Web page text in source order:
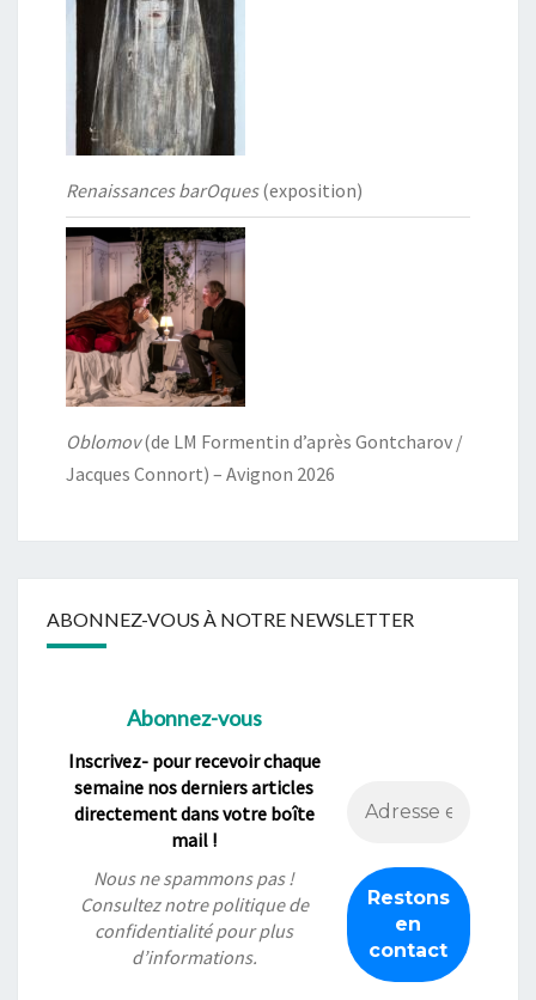
Renaissances barOques(exposition)
Oblomov(de LM Formentin d’après Gontcharov /
Jacques Connort) – Avignon 2026
ABONNEZ-VOUS À NOTRE NEWSLETTER
Abonnez-vous
Inscrivez- pour recevoir chaque
semaine nos derniers articles
directement dans votre boîte
mail !
Nous ne spammons pas !
Consultez notrepolitique de
confidentialitépour plus
d’informations.